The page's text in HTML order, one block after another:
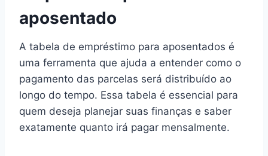
aposentado
A tabela de empréstimo para aposentados é
uma ferramenta que ajuda a entender como o
pagamento das parcelas será distribuído ao
longo do tempo. Essa tabela é essencial para
quem deseja planejar suas finanças e saber
exatamente quanto irá pagar mensalmente.